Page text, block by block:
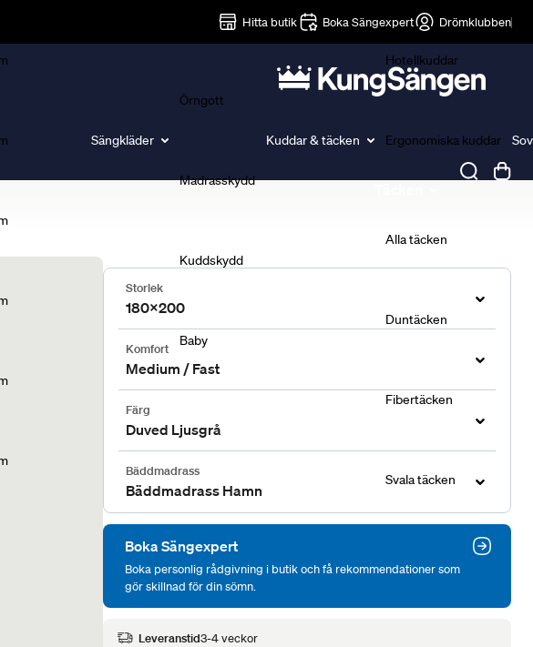
Hitta butik Boka Sängexpert Drömklubben
Sängkläder
Örngott
Madrasskydd
Kuddskydd
Baby
Kuddar & täcken
Hotellkuddar
Ergonomiska kuddar
Alla täcken
Duntäcken
Fibertäcken
Svala täcken
Storlek
180x200
Komfort
Medium / Fast
Färg
Duved Ljusgrå
Bäddmadrass
Bäddmadrass Hamn
Boka Sängexpert
Boka personlig rådgivning i butik och få rekommendationer som
gör skillnad för din sömn.
Leveranstid3-4 veckor